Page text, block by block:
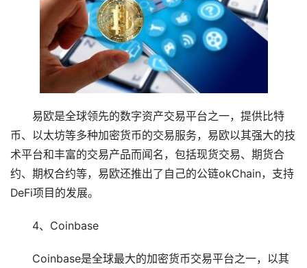
易欧是全球领先的数字资产交易平台之一，提供比特
币、以太坊等多种加密货币的交易服务，易欧以其强大的技
术平台和丰富的交易产品而闻名，包括现货交易、期货合
约、期权合约等，易欧还推出了自己的公链okChain，支持
DeFi项目的发展。
4、Coinbase
Coinbase是全球最大的加密货币交易平台之一，以其